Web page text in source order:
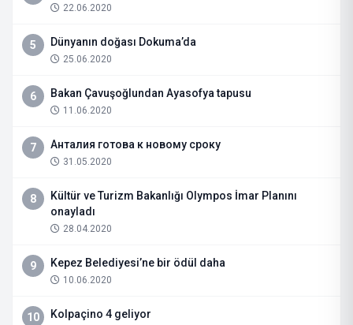
22.06.2020
5 Dünyanın doğası Dokuma’da
25.06.2020
6 Bakan Çavuşoğlundan Ayasofya tapusu
11.06.2020
7 Анталия готова к новому сроку
31.05.2020
8
Kültür ve Turizm Bakanlığı Olympos İmar Planını
onayladı
28.04.2020
9 Kepez Belediyesi’ne bir ödül daha
10.06.2020
10 Kolpaçino 4 geliyor